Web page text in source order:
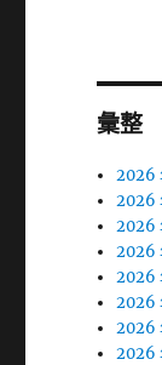
彙整
2026
2026
2026
2026
2026
2026
2026
2026